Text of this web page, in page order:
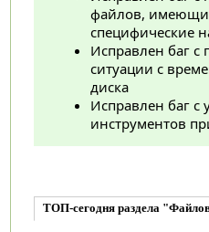
файлов,
специфические
Исправлен баг с
ситуации с
диска
Исправлен баг с
инструментов
ТОП-сегодня раздела